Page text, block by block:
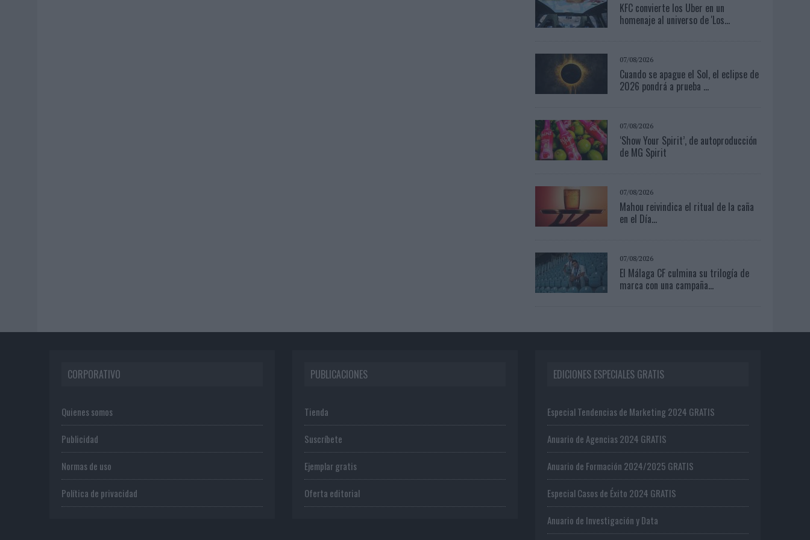
KFC convierte los Uber en un
homenaje al universo de 'Los...
07/08/2026
Cuando se apague el Sol, el eclipse de
2026 pondrá a prueba ...
07/08/2026
‘Show Your Spirit’, de autoproducción
de MG Spirit
07/08/2026
Mahou reivindica el ritual de la caña
en el Día...
07/08/2026
El Málaga CF culmina su trilogía de
marca con una campaña...
CORPORATIVO
Quienes somos
Publicidad
Normas de uso
Política de privacidad
PUBLICACIONES
Tienda
Suscríbete
Ejemplar gratis
Oferta editorial
EDICIONES ESPECIALES GRATIS
Especial Tendencias de Marketing 2024 GRATIS
Anuario de Agencias 2024 GRATIS
Anuario de Formación 2024/2025 GRATIS
Especial Casos de Éxito 2024 GRATIS
Anuario de Investigación y Data